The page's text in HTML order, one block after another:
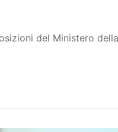
del Ministero